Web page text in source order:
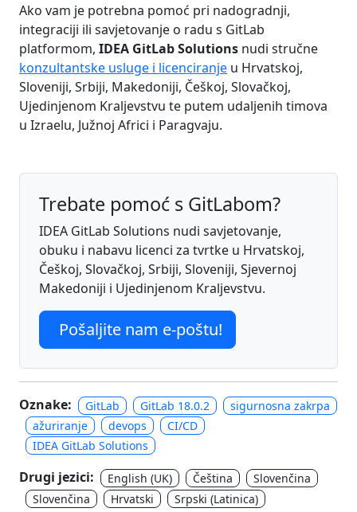
Ako vam je potrebna pomoć pri nadogradnji,
integraciji ili savjetovanje o radu s GitLab
platformom, IDEA GitLab Solutions nudi stručne
konzultantske usluge i licenciranje u Hrvatskoj,
Sloveniji, Srbiji, Makedoniji, Češkoj, Slovačkoj,
Ujedinjenom Kraljevstvu te putem udaljenih timova
u Izraelu, Južnoj Africi i Paragvaju.
Trebate pomoć s GitLabom?
IDEA GitLab Solutions nudi savjetovanje,
obuku i nabavu licenci za tvrtke u Hrvatskoj,
Češkoj, Slovačkoj, Srbiji, Sloveniji, Sjevernoj
Makedoniji i Ujedinjenom Kraljevstvu.
Pošaljite nam e-poštu!
Oznake: GitLab GitLab 18.0.2
sigurnosna zakrpa
ažuriranje
devops
CI/CD
IDEA GitLab Solutions
Drugi jezici: English (UK) Čeština
Slovenčina
Slovenčina
Hrvatski Srpski (Latinica)